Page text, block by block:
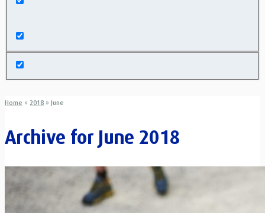
Home » 2018 » June
Archive for June 2018